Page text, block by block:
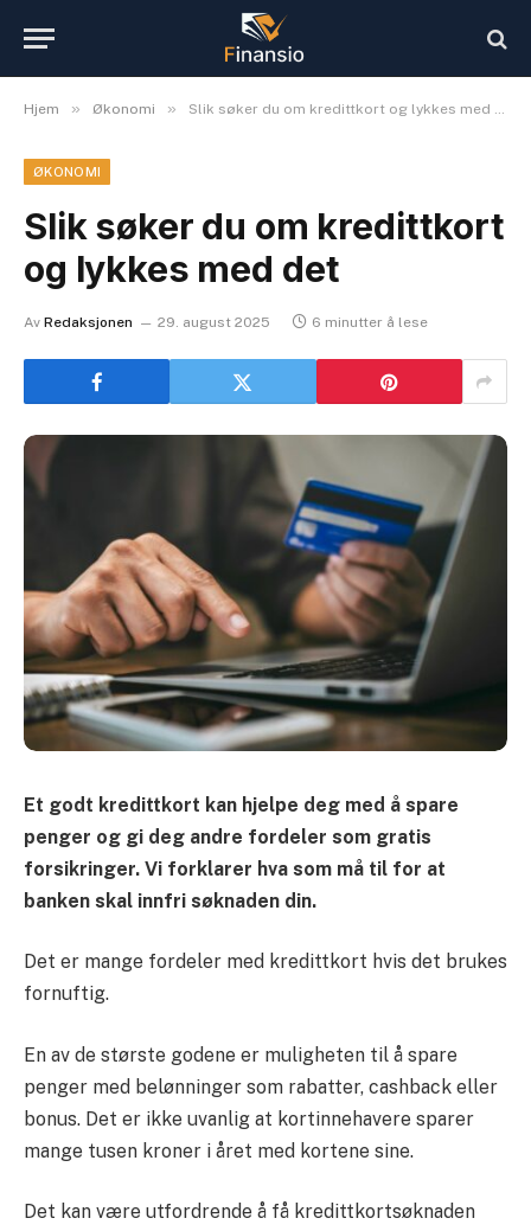
Hjem » Økonomi » Slik søker du om kredittkort og lykkes med det
ØKONOMI
Slik søker du om kredittkort
og lykkes med det
Av Redaksjonen 29. august 2025 6 minutter å lese
Et godt kredittkort kan hjelpe deg med å spare
penger og gi deg andre fordeler som gratis
forsikringer. Vi forklarer hva som må til for at
banken skal innfri søknaden din.
Det er mange fordeler med kredittkort hvis det brukes
fornuftig.
En av de største godene er muligheten til å spare
penger med belønninger som rabatter, cashback eller
bonus. Det er ikke uvanlig at kortinnehavere sparer
mange tusen kroner i året med kortene sine.
Det kan være utfordrende å få kredittkortsøknaden